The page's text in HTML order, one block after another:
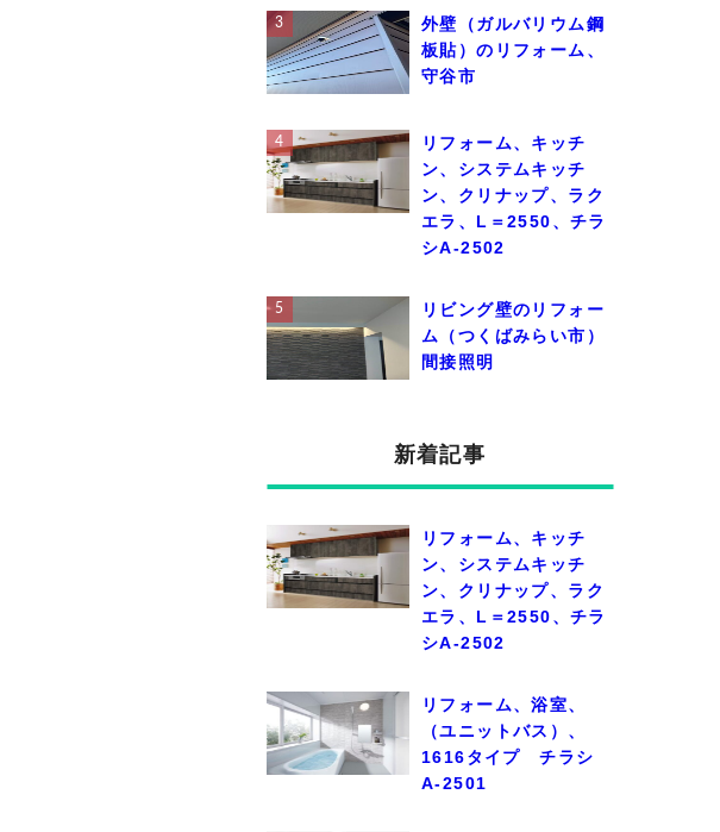
外壁（ガルバリウム鋼
板貼）のリフォーム、
守谷市
リフォーム、キッチ
ン、システムキッチ
ン、クリナップ、ラク
エラ、L＝2550、チラ
シA-2502
リビング壁のリフォー
ム（つくばみらい市）
間接照明
新着記事
リフォーム、キッチ
ン、システムキッチ
ン、クリナップ、ラク
エラ、L＝2550、チラ
シA-2502
リフォーム、浴室、
（ユニットバス）、
1616タイプ チラシ
A-2501